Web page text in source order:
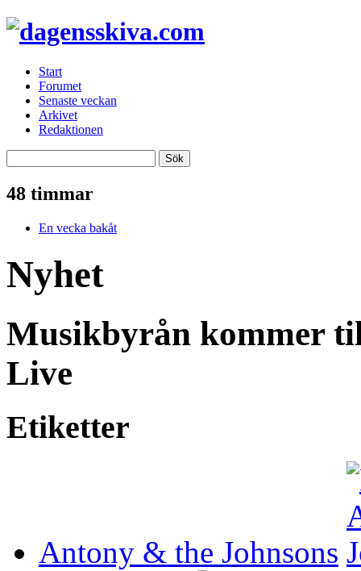
Start
Forumet
Senaste veckan
Arkivet
Redaktionen
48 timmar
En vecka bakåt
Nyhet
Musikbyrån kommer
Live
Etiketter
Antony & the Johnsons